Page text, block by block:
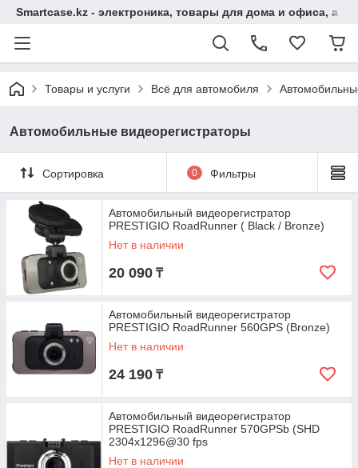
Smartcase.kz - электроника, товары для дома и офиса, а
Товары и услуги Всё для автомобиля
Автомобильные видеорегистраторы
Сортировка 0 Фильтры
Автомобильный видеорегистратор
PRESTIGIO RoadRunner ( Black / Bronze)
Нет в наличии
20 090 ₸
Автомобильный видеорегистратор
PRESTIGIO RoadRunner 560GPS (Bronze)
Нет в наличии
24 190 ₸
Автомобильный видеорегистратор
PRESTIGIO RoadRunner 570GPSb (SHD
2304x1296@30 fps
Нет в наличии